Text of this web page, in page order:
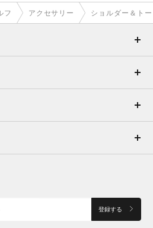
フ アクセサリー ショルダー＆ト
登録する